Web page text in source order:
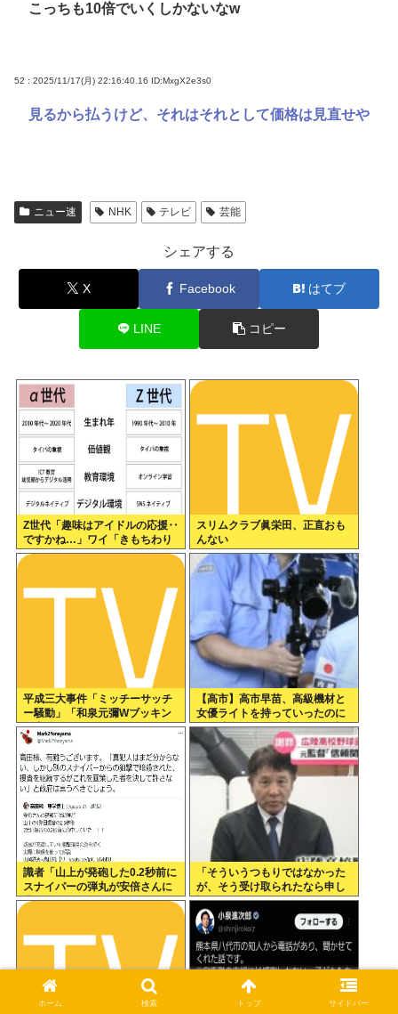
こっちも10倍でいくしかないなw
52 : 2025/11/17(月) 22:16:40.16 ID:MxgX2e3s0
見るから払うけど、それはそれとして価格は見直せや
ニュー速 NHK テレビ 芸能
シェアする
X Facebook はてブ
LINE コピー
Z世代「趣味はアイドルの応援‥
ですかね…」ワイ「きもちわり
ーwww」
スリムクラブ眞栄田、正直おも
んない
平成三大事件「ミッチーサッチ
ー騒動」「和泉元彌Wブッキン
グ事件」あとひとつは？
【高市】高市早苗、高級機材と
女優ライトを持っていったのに
結局映像でも不気味なトカゲ顔
になってしまう
識者「山上が発砲した0.2秒前に
スナイパーの弾丸が安倍さんに
当たっていた！」 これ。
「そういうつもりではなかった
が、そう受け取られたなら申し
訳ない」 なにコレ？ジャッ
プ？？？
ホーム 検索 トップ サイドバー